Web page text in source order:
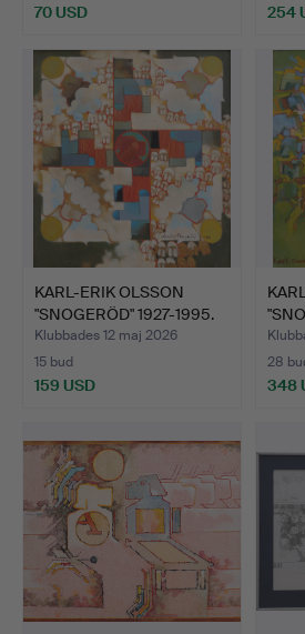
70 USD 254
KARL-ERIK OLSSON
"SNOGERÖD" 1927-1995.
OLJ…
Klubbades 12 maj 2026
15 bud
159 USD
28
348